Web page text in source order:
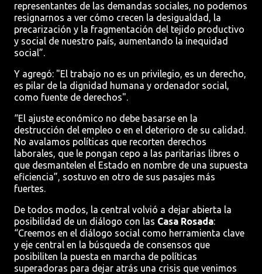
representantes de las demandas sociales, no podemos
resignarnos a ver cómo crecen la desigualdad, la
precarización y la fragmentación del tejido productivo
y social de nuestro país, aumentando la inequidad
social”.
Y agregó: "El trabajo no es un privilegio, es un derecho,
es pilar de la dignidad humana y ordenador social,
como fuente de derechos".
“El ajuste económico no debe basarse en la
destrucción del empleo o en el deterioro de su calidad.
No avalamos políticas que recorten derechos
laborales, que le pongan cepo a las paritarias libres o
que desmantelen el Estado en nombre de una supuesta
eficiencia”, sostuvo en otro de sus pasajes más
fuertes.
De todos modos, la central volvió a dejar abierta la
posibilidad de un diálogo con las Casa Rosada:
“Creemos en el diálogo social como herramienta clave
y eje central en la búsqueda de consensos que
posibiliten la puesta en marcha de políticas
superadoras para dejar atrás una crisis que venimos